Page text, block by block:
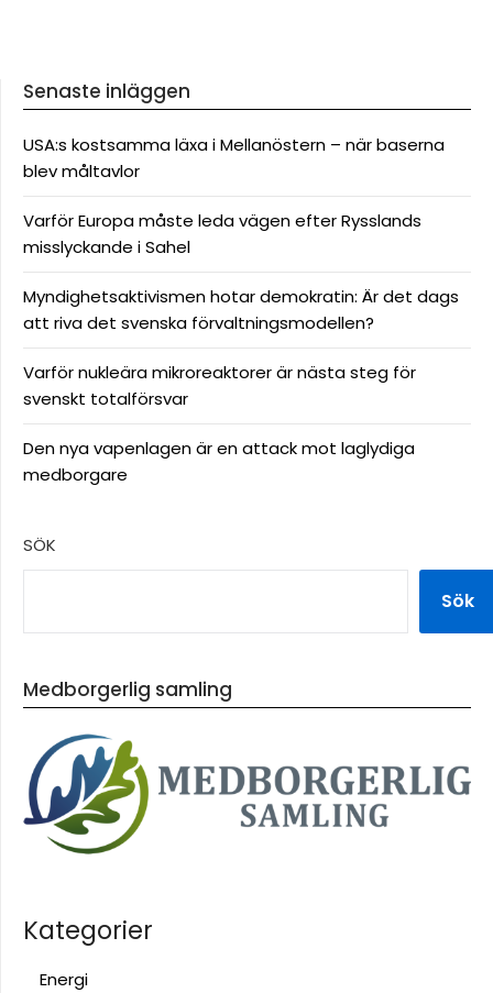
Senaste inläggen
USA:s kostsamma läxa i Mellanöstern – när baserna
blev måltavlor
Varför Europa måste leda vägen efter Rysslands
misslyckande i Sahel
Myndighetsaktivismen hotar demokratin: Är det dags
att riva det svenska förvaltningsmodellen?
Varför nukleära mikroreaktorer är nästa steg för
svenskt totalförsvar
Den nya vapenlagen är en attack mot laglydiga
medborgare
SÖK
Sök
Medborgerlig samling
Kategorier
Energi